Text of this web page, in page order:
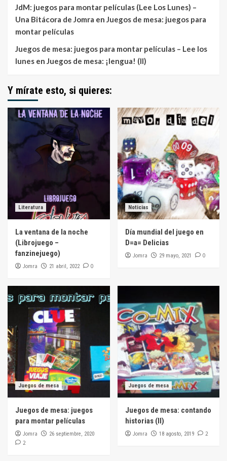
JdM: juegos para montar películas (Lee Los Lunes) –
Una Bitácora de Jomra en Juegos de mesa: juegos para
montar películas
Juegos de mesa: juegos para montar películas – Lee los
lunes en Juegos de mesa: ¡lengua! (II)
Y mírate esto, si quieres:
Literatura
La ventana de la noche
(Librojuego –
fanzinejuego)
Jomra 21 abril, 2022 0
Noticias
Día mundial del juego en
D=a= Delicias
Jomra 29 mayo, 2021 0
Juegos de mesa
Juegos de mesa: juegos
para montar películas
Jomra 26 septiembre, 2020
2
Juegos de mesa
Juegos de mesa: contando
historias (II)
Jomra 18 agosto, 2019 2